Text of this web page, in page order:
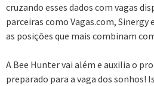
cruzando esses dados com vagas
parceiras como Vagas.com,
as posições que mais combinam
A Bee Hunter vai além e auxilia o
preparado para a vaga dos sonhos!